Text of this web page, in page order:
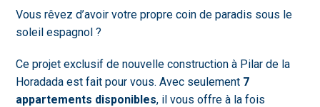
Vous rêvez d’avoir votre propre coin de paradis sous le
soleil espagnol ?
Ce projet exclusif de nouvelle construction à Pilar de la
Horadada est fait pour vous. Avec seulement 7
appartements disponibles, il vous offre à la fois